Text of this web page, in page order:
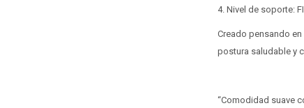
4. Nivel de soporte:
Creado pensando
postura saludable y
“Comodidad suave